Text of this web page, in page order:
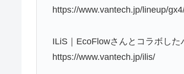
https://www.vantech.jp/lineup/
ILiS｜EcoFlowさんとコラボした
https://www.vantech.jp/ilis/